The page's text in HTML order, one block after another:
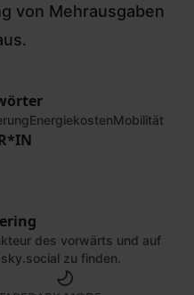
von Mehrausgaben
EnergiekostenMobilität
|
des vorwärts und auf
zu finden.